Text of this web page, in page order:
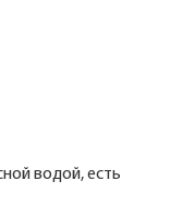
водой, есть